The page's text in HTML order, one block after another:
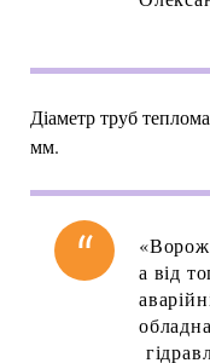
Діаметр труб
мм.
а від